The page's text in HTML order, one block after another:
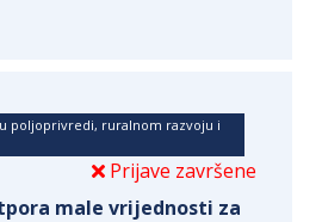
poljoprivredi, ruralnom razvoju i
Prijave završene
male vrijednosti za